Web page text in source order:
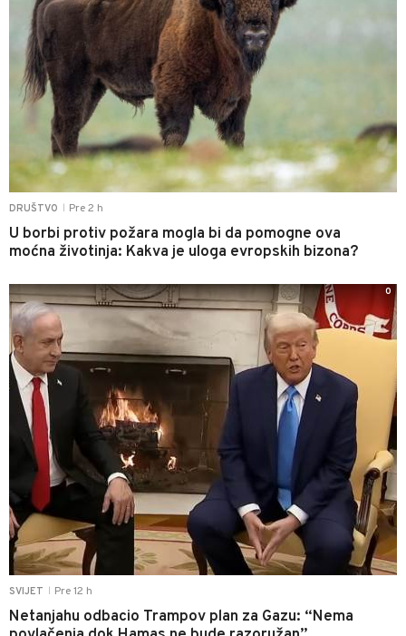
DRUŠTVO Pre 2 h
U borbi protiv požara mogla bi da pomogne ova
moćna životinja: Kakva je uloga evropskih bizona?
SVIJET Pre 12 h
Netanjahu odbacio Trampov plan za Gazu: “Nema
0